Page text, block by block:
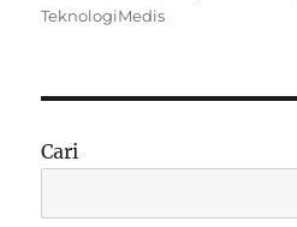
TeknologiMedis
Cari